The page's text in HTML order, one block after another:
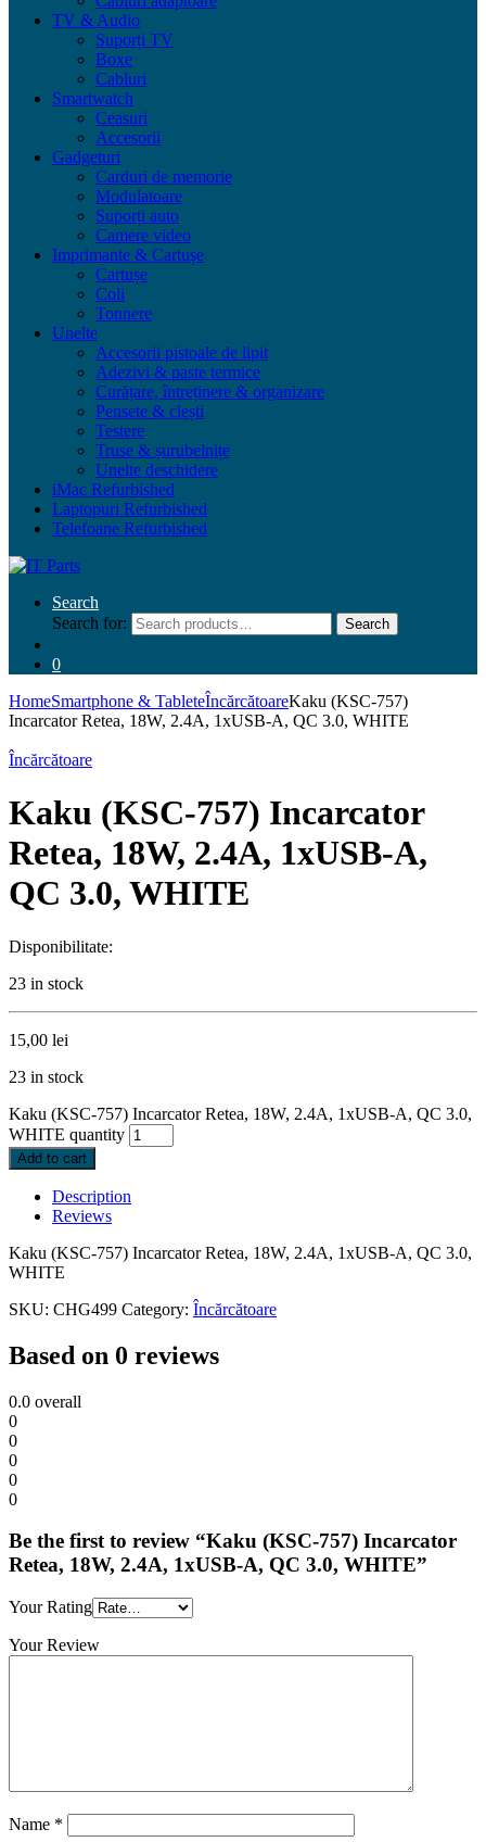
TV & Audio
Suporți TV
Boxe
Cabluri
Smartwatch
Ceasuri
Accesorii
Gadgeturi
Carduri de memorie
Modulatoare
Suporți auto
Camere video
Imprimante & Cartușe
Cartușe
Coli
Tonnere
Unelte
Accesorii pistoale de lipit
Adezivi & paste termice
Curățare, întreținere & organizare
Pensete & clești
Testere
Truse & șurubelnițe
Unelte deschidere
iMac Refurbished
Laptopuri Refurbished
Telefoane Refurbished
Search
Search for:
Search
0
HomeSmartphone & TableteÎncărcătoareKaku (KSC-757)
Incarcator Retea, 18W, 2.4A, 1xUSB-A, QC 3.0, WHITE
Încărcătoare
Kaku (KSC-757) Incarcator
Retea, 18W, 2.4A, 1xUSB-A,
QC 3.0, WHITE
Disponibilitate:
23 in stock
15,00 lei
23 in stock
Kaku (KSC-757) Incarcator Retea, 18W, 2.4A, 1xUSB-A, QC 3.0,
WHITE quantity
Add to cart
Description
Reviews
Kaku (KSC-757) Incarcator Retea, 18W, 2.4A, 1xUSB-A, QC 3.0,
WHITE
SKU: CHG499 Category: Încărcătoare
Based on 0 reviews
0.0 overall
0
0
0
0
0
Be the first to review “Kaku (KSC-757) Incarcator
Retea, 18W, 2.4A, 1xUSB-A, QC 3.0, WHITE”
Your Rating
Your Review
Name *